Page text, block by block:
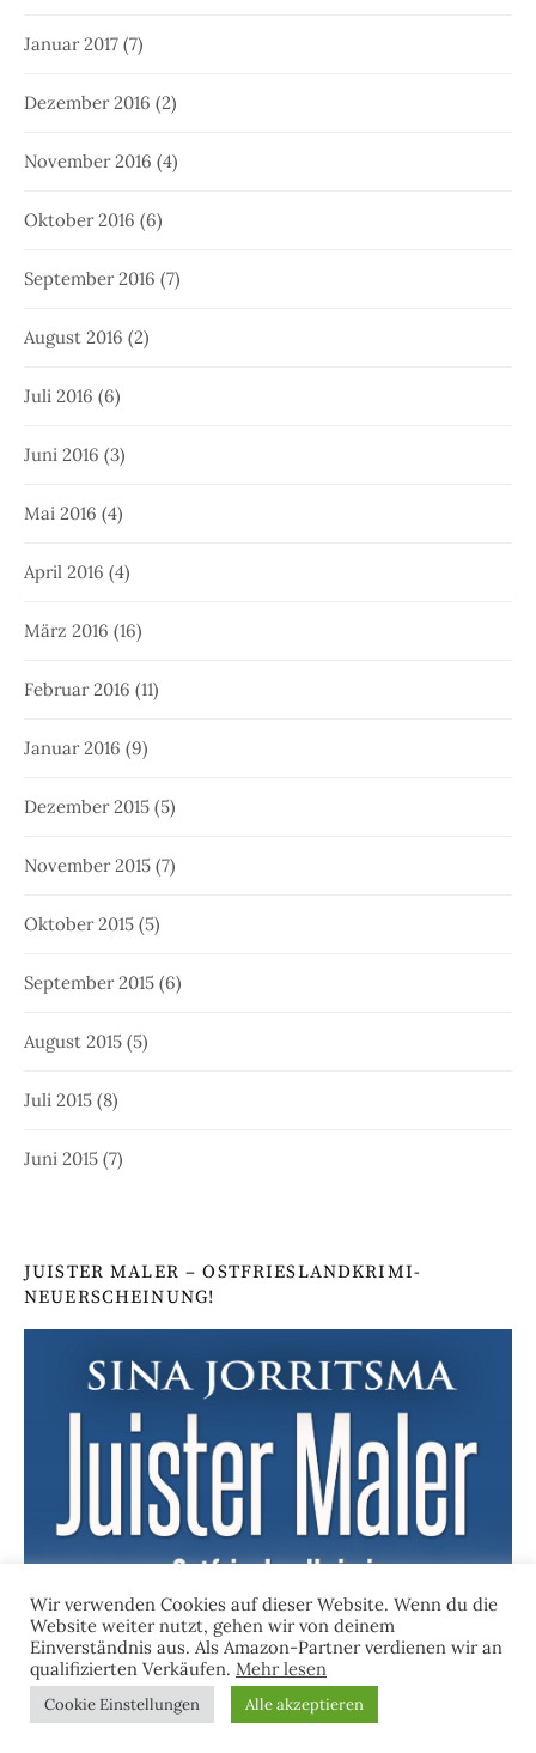
Januar 2017 (7)
Dezember 2016 (2)
November 2016 (4)
Oktober 2016 (6)
September 2016 (7)
August 2016 (2)
Juli 2016 (6)
Juni 2016 (3)
Mai 2016 (4)
April 2016 (4)
März 2016 (16)
Februar 2016 (11)
Januar 2016 (9)
Dezember 2015 (5)
November 2015 (7)
Oktober 2015 (5)
September 2015 (6)
August 2015 (5)
Juli 2015 (8)
Juni 2015 (7)
JUISTER MALER – OSTFRIESLANDKRIMI-
NEUERSCHEINUNG!
Wir verwenden Cookies auf dieser Website. Wenn du die
Website weiter nutzt, gehen wir von deinem
Einverständnis aus. Als Amazon-Partner verdienen wir an
qualifizierten Verkäufen. Mehr lesen
Cookie Einstellungen Alle akzeptieren